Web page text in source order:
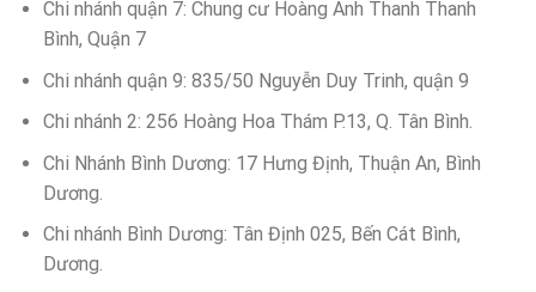
Chi nhánh quận 7: Chung cư Hoàng Anh Thanh Thanh
Bình, Quận 7
Chi nhánh quận 9: 835/50 Nguyễn Duy Trinh, quận 9
Chi nhánh 2: 256 Hoàng Hoa Thám P.13, Q. Tân Bình.
Chi Nhánh Bình Dương: 17 Hưng Định, Thuận An, Bình
Dương.
Chi nhánh Bình Dương: Tân Định 025, Bến Cát Bình,
Dương.